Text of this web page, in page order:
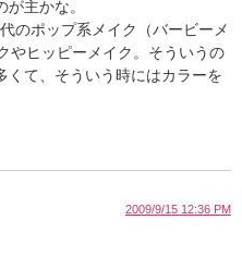
主かな。
のポップ系メイク（バービーメ
やヒッピーメイク。そういうの
くて、そういう時にはカラーを
2009/9/15 12:36 PM